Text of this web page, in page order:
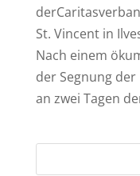
St. Vincent in
Nach einem
der Segnung
an zwei Tagen